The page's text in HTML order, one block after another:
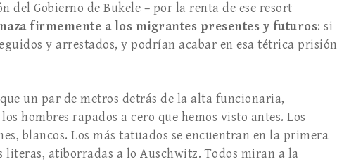
del Gobierno de Bukele – por la renta de ese resort
firmemente a los migrantes presentes y futuros: si
y arrestados, y podrían acabar en esa tétrica pri­sión
un par de metros detrás de la alta funcionaria,
hombres rapa­dos a cero que hemos visto antes. Los
blancos. Los más tatuados se encuentran en la primera
literas, atiborradas a lo Auschwitz. Todos miran a la